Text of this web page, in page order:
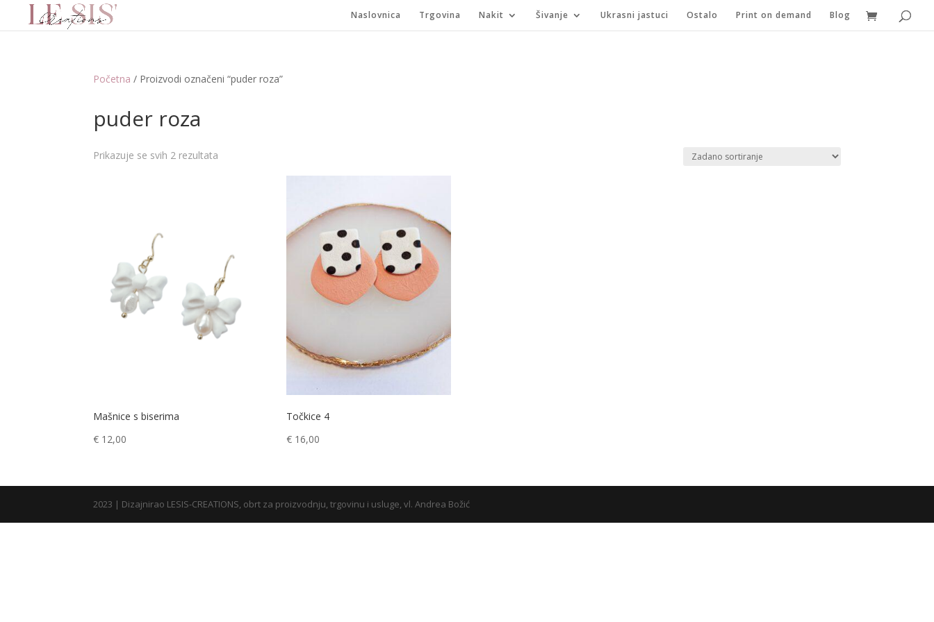
Naslovnica Trgovina Nakit Šivanje Ukrasni jastuci Ostalo Print on demand Blog
Početna / Proizvodi označeni “puder roza”
puder roza
Prikazuje se svih 2 rezultata
Mašnice s biserima
€ 12,00
Točkice 4
€ 16,00
2023 | Dizajnirao LESIS-CREATIONS, obrt za proizvodnju, trgovinu i usluge, vl. Andrea Božić